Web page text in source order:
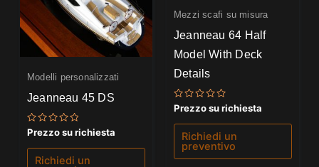
Modelli personalizzati
Jeanneau 45 DS
Valutato
0
su
Prezzo su richiesta
Richiedi un
Mezzi scafi su misura
Jeanneau 64 Half
Model With Deck
Details
Valutato
0
su
Prezzo su richiesta
Richiedi un
preventivo